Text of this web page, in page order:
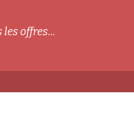
offres...